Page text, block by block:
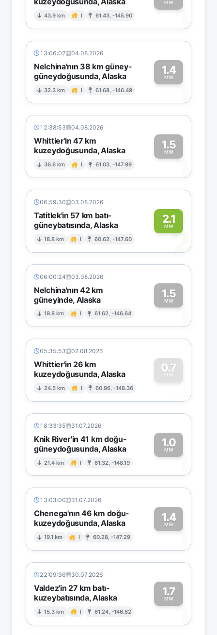
43.9 km I 61.43, -145.90
MW1
13:06:02 04.08.2026
Nelchina'nın 38 km güney-
güneydoğusunda, Alaska
32.3 km I 61.68, -146.49
1.4
MW1
12:38:53 04.08.2026
Whittier'in 47 km
kuzeydoğusunda, Alaska
36.6 km I 61.03, -147.99
1.5
MW1
06:59:30 03.08.2026
Tatitlek'in 57 km batı-
güneybatısında, Alaska
18.8 km I 60.62, -147.60
2.1
MW2
06:00:24 03.08.2026
Nelchina'nın 42 km
güneyinde, Alaska
19.8 km I 61.62, -146.64
1.5
MW1
05:35:53 02.08.2026
Whittier'in 26 km
kuzeydoğusunda, Alaska
24.5 km I 60.96, -148.36
0.7
MW
0
18:33:35 31.07.2026
Knik River'in 41 km doğu-
güneydoğusunda, Alaska
21.4 km I 61.32, -148.19
1.0
MW1
13:03:00 31.07.2026
Chenega'nın 46 km doğu-
kuzeydoğusunda, Alaska
19.1 km I 60.28, -147.29
1.4
MW1
22:09:36 30.07.2026
Valdez'in 27 km batı-
kuzeybatısında, Alaska
15.3 km I 61.24, -146.82
1.7
MW1